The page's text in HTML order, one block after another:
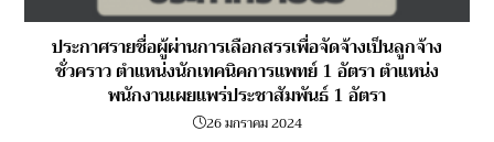
ประกาศรายชื่อผู้ผ่านการเลือกสรรเพื่อจัดจ้างเป็นลูกจ้าง
ชั่วคราว ตำแหน่งนักเทคนิคการแพทย์ 1 อัตรา ตำแหน่ง
พนักงานเผยแพร่ประชาสัมพันธ์ 1 อัตรา
26 มกราคม 2024